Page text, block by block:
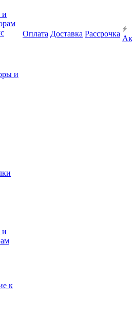
и
и
и
к
Оплата Доставка Рассрочка